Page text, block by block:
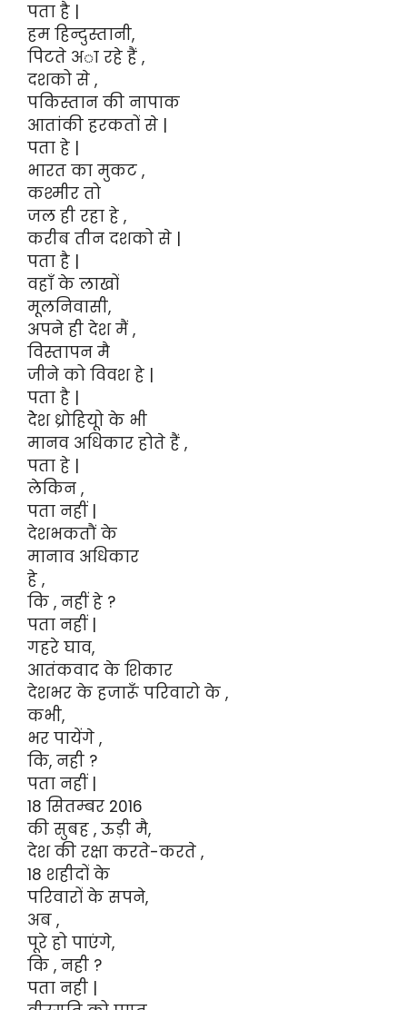
पता है |
हम हिन्दुस्तानी,
पिटते अा रहे हैं ,
दशको से ,
पकिस्तान की नापाक
आतांकी हरकतों से |
पता हे |
भारत का मुकट ,
कश्मीर तो
जल ही रहा हे ,
करीब तीन दशको से |
पता है |
वहाँ के लाखों
मूलनिवासी,
अपने ही देश मैं ,
विस्तापन मै
जीने को विवश हे |
पता है |
देेश ध्रोहियूो के भी
मानव अधिकार होते हैं ,
पता हे |
लेकिन ,
पता नहीं |
देशभकतौं के
मानाव अधिकार
हे ,
कि , नहीं हे ?
पता नहीं |
गहरे घाव,
आतंकवाद के शिकार
देशभर के हजारूँ परिवारो के ,
कभी,
भर पायेंगे ,
कि, नही ?
पता नहीं |
18 सितम्बर 2016
की सुबह , ऊड़ी मै,
देश की रक्षा करते-करते ,
18 शहीदों के
परिवारों के सपने,
अब ,
पूरे हो पाएंगे,
कि , नही ?
पता नही |